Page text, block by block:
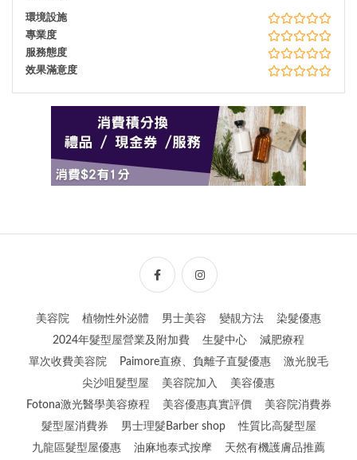
環境設施
專業度
服務態度
效果滿意度
美容院 植物性外泌體 男士美容 變靚方法
染髮優惠
2024年髮型屋營業及附加費
生髮中心
減肥療程
單次收費美容院
Paimore直療、負離子直髮優惠
激光脫毛
尖沙咀髮型屋
美容院加入
美容優惠
Fotona激光醫學美容療程
美容優惠真實評價
美容院消費券
髮型屋消費券
男士理髮Barber shop
性質比高髮型屋
九龍區髮型屋優惠
油麻地泰式按摩 天然有機護膚品推薦